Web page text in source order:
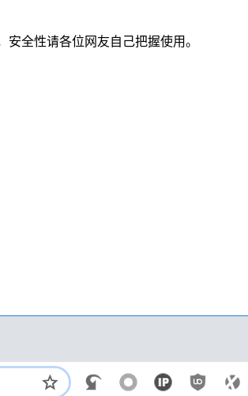
安全性请各位网友自己把握使用。